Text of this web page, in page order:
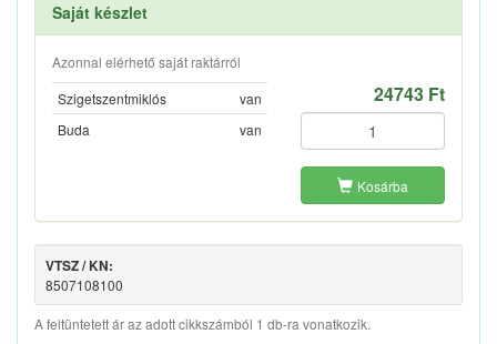
Saját készlet
Azonnal elérhető saját raktárról
Szigetszentmiklós
van
Buda
van
24743 Ft
Kosárba
VTSZ / KN:
8507108100
A feltüntetett ár az adott cikkszámból 1 db-ra vonatkozik.